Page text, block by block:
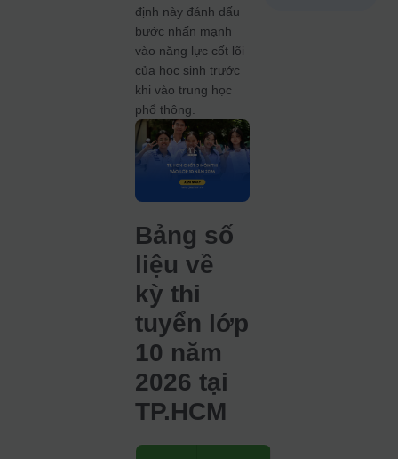
định này đánh dấu
bước nhấn mạnh
vào năng lực cốt lõi
của học sinh trước
khi vào trung học
phổ thông.
Bảng số
liệu về
kỳ thi
tuyển lớp
10 năm
2026 tại
TP.HCM